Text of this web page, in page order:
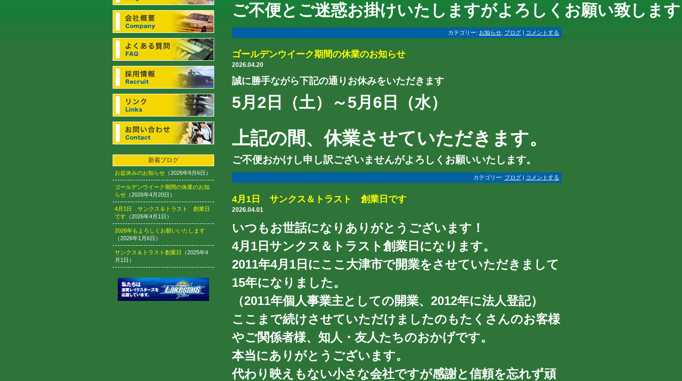
新着ブログ
お盆休みのお知らせ （2026年8月6日）
ゴールデンウイーク期間の休業のお知
らせ （2026年4月20日）
4月1日 サンクス＆トラスト 創業日
です （2026年4月1日）
2026年もよろしくお願いいたします
（2026年1月6日）
サンクス＆トラスト創業日
（2025年4
月1日）
ご不便とご迷惑お掛けいたしますがよろしくお願い致しま
カテゴリー: お知らせ ブログ | コメントする
ゴールデンウイーク期間の休業のお知らせ
2026.04.20
誠に勝手ながら下記の通りお休みをいただきます
5月2日（土）～5月6日（水）
上記の間、休業させていただきます。
ご不便おかけし申し訳ございませんがよろしくお願いいたします。
カテゴリー: ブログ | コメントする
4月1日 サンクス＆トラスト 創業日です
2026.04.01
いつもお世話になりありがとうございます！
4月1日サンクス＆トラスト創業日になります。
2011年4月1日にここ大津市で開業をさせていただきまして
15年になりました。
（2011年個人事業主としての開業、2012年に法人登記）
ここまで続けさせていただけましたのもたくさんのお客様
やご関係者様、知人・友人たちのおかげです。
本当にありがとうございます。
代わり映えもない小さな会社ですが感謝と信頼を忘れず頑